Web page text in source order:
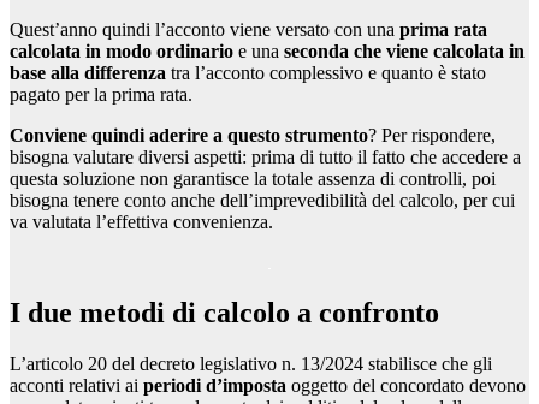
Quest’anno quindi l’acconto viene versato con una prima rata
calcolata in modo ordinario e una seconda che viene calcolata in
base alla differenza tra l’acconto complessivo e quanto è stato
pagato per la prima rata.
Conviene quindi aderire a questo strumento? Per rispondere,
bisogna valutare diversi aspetti: prima di tutto il fatto che accedere a
questa soluzione non garantisce la totale assenza di controlli, poi
bisogna tenere conto anche dell’imprevedibilità del calcolo, per cui
va valutata l’effettiva convenienza.
I due metodi di calcolo a confronto
L’articolo 20 del decreto legislativo n. 13/2024 stabilisce che gli
acconti relativi ai periodi d’imposta oggetto del concordato devono